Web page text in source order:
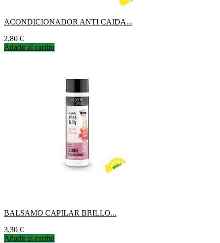
ACONDICIONADOR ANTI CAIDA...
Precio
2,80 €
Añadir al carrito
BALSAMO CAPILAR BRILLO...
Precio
3,30 €
Añadir al carrito